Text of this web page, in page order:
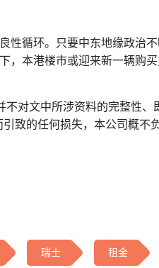
性循环。只要中东地缘政治
，本港楼市或迎来新一辆购买
对文中所涉资料的完整性、
致的任何损失，本公司概不负
瑞士 租金